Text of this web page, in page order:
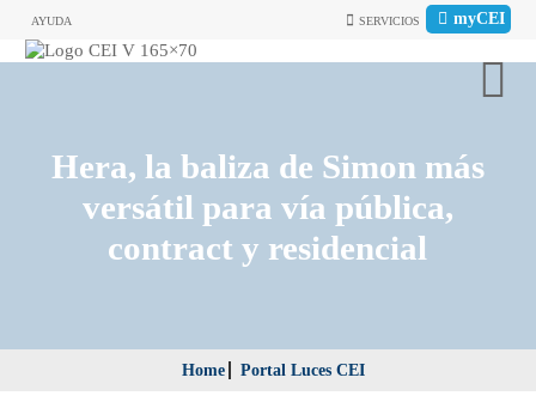
AYUDA myCEI
SERVICIOS
Hera, la baliza de Simon más
versátil para vía pública,
contract y residencial
Home Portal Luces CEI